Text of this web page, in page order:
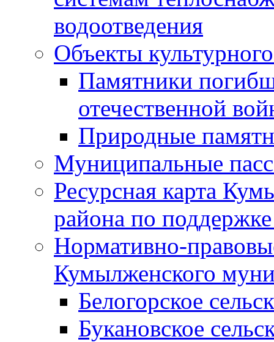
водоотведения
Объекты
Памятники
отечественной
Природные
Муниципальные
Ресурсная карта
района по
Нормативно-
Кумылженского
Белогорское
Букановское